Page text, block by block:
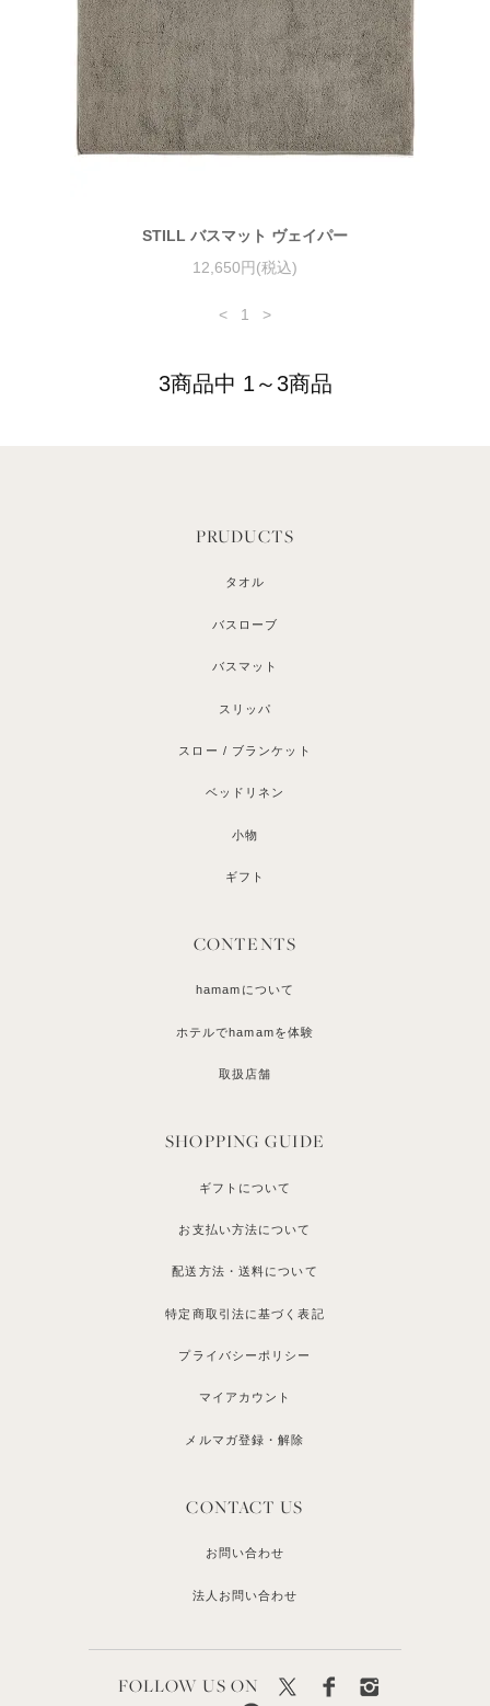
STILL バスマット ヴェイパー
12,650円(税込)
< 1 >
3商品中 1～3商品
PRUDUCTS
タオル
バスローブ
バスマット
スリッパ
スロー / ブランケット
ベッドリネン
小物
ギフト
CONTENTS
hamamについて
ホテルでhamamを体験
取扱店舗
SHOPPING GUIDE
ギフトについて
お支払い方法について
配送方法・送料について
特定商取引法に基づく表記
プライバシーポリシー
マイアカウント
メルマガ登録・解除
CONTACT US
お問い合わせ
法人お問い合わせ
FOLLOW US ON